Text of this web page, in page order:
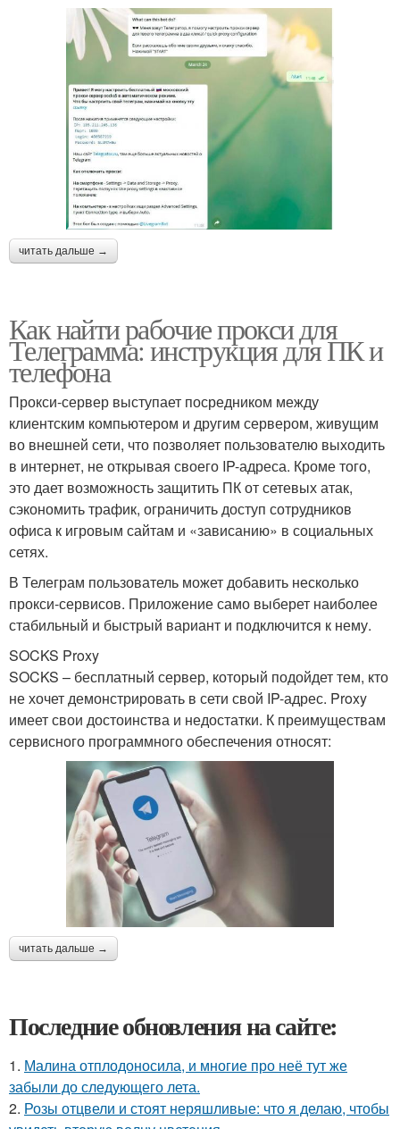
читать дальше →
Как найти рабочие прокси для
Телеграмма: инструкция для ПК и
телефона
Прокси-сервер выступает посредником между
клиентским компьютером и другим сервером, живущим
во внешней сети, что позволяет пользователю выходить
в интернет, не открывая своего IP-адреса. Кроме того,
это дает возможность защитить ПК от сетевых атак,
сэкономить трафик, ограничить доступ сотрудников
офиса к игровым сайтам и «зависанию» в социальных
сетях.
В Телеграм пользователь может добавить несколько
прокси-сервисов. Приложение само выберет наиболее
стабильный и быстрый вариант и подключится к нему.
SOCKS Proxy
SOCKS – бесплатный сервер, который подойдет тем, кто
не хочет демонстрировать в сети свой IP-адрес. Proxy
имеет свои достоинства и недостатки. К преимуществам
сервисного программного обеспечения относят:
читать дальше →
Последние обновления на сайте:
1. Малина отплодоносила, и многие про неё тут же
забыли до следующего лета.
2. Розы отцвели и стоят неряшливые: что я делаю, чтобы